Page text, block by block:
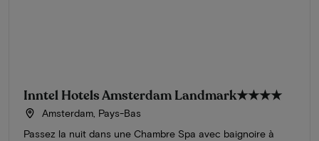
Inntel Hotels Amsterdam Landmark★★★★
Amsterdam, Pays-Bas
Passez la nuit dans une Chambre Spa avec baignoire à